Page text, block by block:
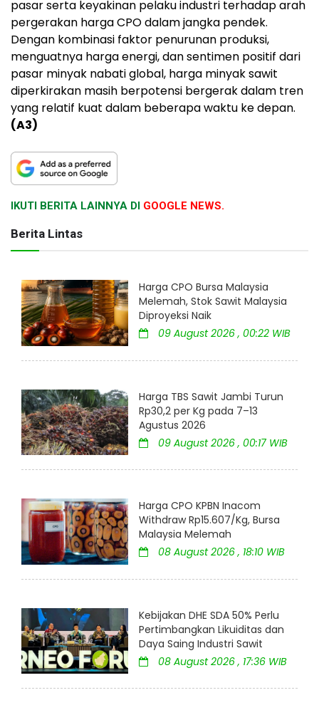
pasar serta keyakinan pelaku industri terhadap arah
pergerakan harga CPO dalam jangka pendek.
Dengan kombinasi faktor penurunan produksi,
menguatnya harga energi, dan sentimen positif dari
pasar minyak nabati global, harga minyak sawit
diperkirakan masih berpotensi bergerak dalam tren
yang relatif kuat dalam beberapa waktu ke depan.
(A3)
IKUTI BERITA LAINNYA DI GOOGLE NEWS.
Berita Lintas
Harga CPO Bursa Malaysia
Melemah, Stok Sawit Malaysia
Diproyeksi Naik
09 August 2026 , 00:22 WIB
Harga TBS Sawit Jambi Turun
Rp30,2 per Kg pada 7–13
Agustus 2026
09 August 2026 , 00:17 WIB
Harga CPO KPBN Inacom
Withdraw Rp15.607/Kg, Bursa
Malaysia Melemah
08 August 2026 , 18:10 WIB
Kebijakan DHE SDA 50% Perlu
Pertimbangkan Likuiditas dan
Daya Saing Industri Sawit
08 August 2026 , 17:36 WIB